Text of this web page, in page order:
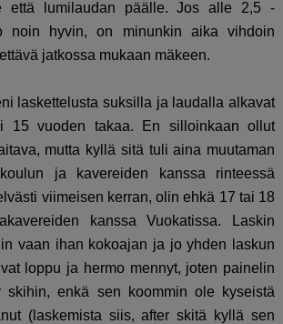
että lumilaudan päälle. Jos alle 2,5 -
noin hyvin, on minunkin aika vihdoin
jatkossa mukaan mäkeen.
laskettelusta suksilla ja laudalla alkavat
15 vuoden takaa. En silloinkaan ollut
mutta kyllä sitä tuli aina muutaman
ja kavereiden kanssa rinteessä
viimeisen kerran, olin ehkä 17 tai 18
kanssa Vuokatissa. Laskin
vaan ihan kokoajan ja jo yhden laskun
loppu ja hermo mennyt, joten painelin
skihin, enkä sen koommin ole kyseistä
(laskemista siis, after skitä kyllä sen